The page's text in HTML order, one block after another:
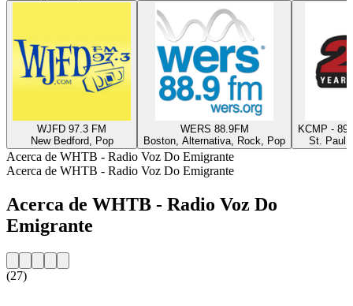
WJFD 97.3 FM
New Bedford, Pop
WERS 88.9FM
Boston, Alternativa, Rock, Pop
KCMP -
St. Paul
Acerca de WHTB - Radio Voz Do Emigrante
Acerca de WHTB - Radio Voz Do Emigrante
Acerca de WHTB - Radio Voz Do
Emigrante
(27)